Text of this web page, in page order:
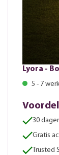
Lyora -
5 - 7
30
Gratis
Trusted